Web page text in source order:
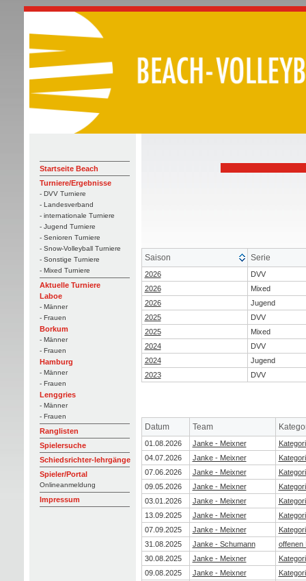
Startseite Beach
Turniere/Ergebnisse
- DVV Turniere
- Landesverband
- internationale Turniere
- Jugend Turniere
- Senioren Turniere
- Snow-Volleyball Turniere
- Sonstige Turniere
- Mixed Turniere
Aktuelle Turniere
Laboe
- Männer
- Frauen
Borkum
- Männer
- Frauen
Hamburg
- Männer
- Frauen
Lenggries
- Männer
- Frauen
Ranglisten
Spielersuche
Schiedsrichter-lehrgänge
Spieler/Portal
Onlineanmeldung
Impressum
Saison Serie
2026
DVV
2026
Mixed
2026
Jugend
2025
DVV
2025
Mixed
2024
DVV
2024
Jugend
2023
DVV
Datum Team
01.08.2026 Janke - Meixner
04.07.2026
Janke - Meixner
07.06.2026
Janke - Meixner
09.05.2026
Janke - Meixner
03.01.2026
Janke - Meixner
13.09.2025
Janke - Meixner
07.09.2025
Janke - Meixner
31.08.2025
Janke - Schumann
offenen
30.08.2025
Janke - Meixner
09.08.2025
Janke - Meixner